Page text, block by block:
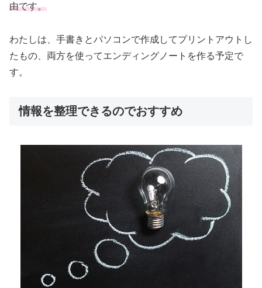
由です。
わたしは、手書きとパソコンで作成してプリントアウトし
たもの、両方を使ってエンディングノートを作る予定で
す。
情報を整理できるのでおすすめ